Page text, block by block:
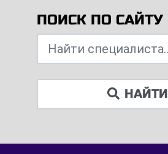
ПОИСК ПО САЙТУ
НАЙТИ